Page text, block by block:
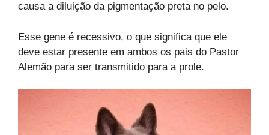
causa a diluição da pigmentação preta no pelo.
Esse gene é recessivo, o que significa que ele
deve estar presente em ambos os pais do Pastor
Alemão para ser transmitido para a prole.